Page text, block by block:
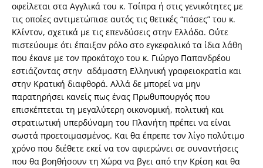
οφείλεται στα Αγγλικά του κ. Τσίπρα ή στις γενικότητες με
τις οποίες αντιμετώπισε αυτός τις θετικές “πάσες” του κ.
Κλίντον, σχετικά με τις επενδύσεις στην Ελλάδα. Ούτε
πιστεύουμε ότι έπαιξαν ρόλο στο εγκεφαλικό τα ίδια λάθη
που έκανε με τον προκάτοχο του κ. Γιώργο Παπανδρέου
εστιάζοντας στην αδάμαστη Ελληνική γραφειοκρατία και
στην Κρατική διαφθορά. Αλλά δε μπορεί να μην
παρατηρήσει κανείς πως ένας Πρωθυπουργός που
επισκέπτεται τη μεγαλύτερη οικονομική, πολιτική και
στρατιωτική υπερδύναμη του Πλανήτη πρέπει να είναι
σωστά προετοιμασμένος. Και θα έπρεπε τον λίγο πολύτιμο
χρόνο που διέθετε εκεί να τον αφιερώνει σε συναντήσεις
που θα βοηθήσουν τη Χώρα να βγει από την Κρίση και θα